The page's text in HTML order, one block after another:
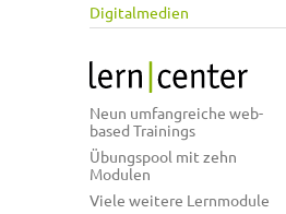
Digitalmedien
Neun umfangreiche web-
based Trainings
Übungspool mit zehn
Modulen
Viele weitere Lernmodule